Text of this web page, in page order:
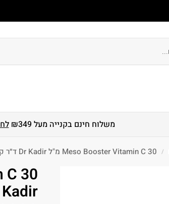
משלוח חינם בקנייה מעל ₪349
/ Meso Booster Vitamin C 30 מ"ל Dr Kadir ד״ר קדיר
Kadir ד״ר קדיר